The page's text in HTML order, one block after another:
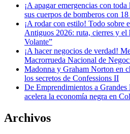
¡A apagar emergencias con
sus cuerpos de bomberos con
¡A rodar con estilo! Todo sobre
Antiguos 2026: ruta, cierres y el
Volante”
¡A hacer negocios de verdad!
Macrorrueda Nacional de
Madonna y Graham Norton en
los secretos de Confessions II
De Emprendimientos a
acelera la economía negra en
Archivos